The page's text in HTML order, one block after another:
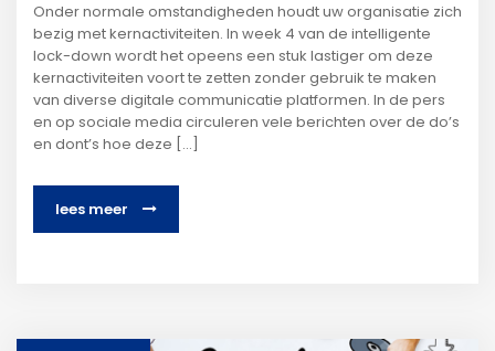
Onder normale omstandigheden houdt uw organisatie zich
bezig met kernactiviteiten. In week 4 van de intelligente
lock-down wordt het opeens een stuk lastiger om deze
kernactiviteiten voort te zetten zonder gebruik te maken
van diverse digitale communicatie platformen. In de pers
en op sociale media circuleren vele berichten over de do’s
en dont’s hoe deze [...]
lees meer